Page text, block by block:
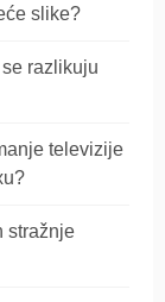
slike?
razlikuju
televizije
stražnje